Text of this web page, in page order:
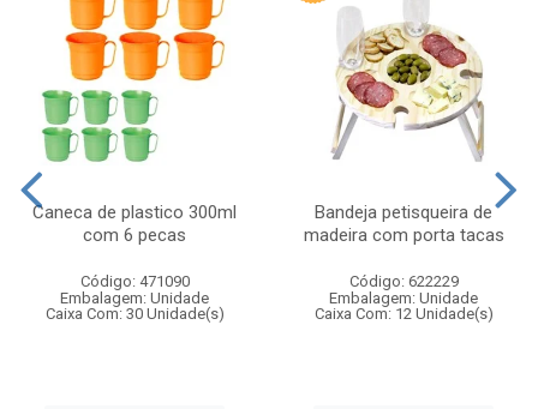
Caneca de plastico 300ml
com 6 pecas
Código: 471090
Embalagem: Unidade
Caixa Com: 30 Unidade(s)
Bandeja petisqueira de
madeira com porta tacas
Código: 622229
Embalagem: Unidade
Caixa Com: 12 Unidade(s)